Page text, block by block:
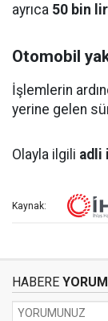
ayrıca 50 bin
Otomobil
İşlemlerin
yerine gelen
Olayla ilgili adli
Kaynak:
HABERE